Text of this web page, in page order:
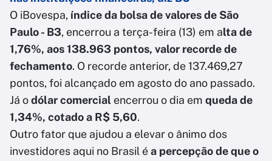
O iBovespa, índice da bolsa de valores de São
Paulo - B3, encerrou a terça-feira (13) em alta de
1,76%, aos 138.963 pontos, valor recorde de
fechamento. O recorde anterior, de 137.469,27
pontos, foi alcançado em agosto do ano passado.
Já odólarcomercial encerrou o dia em queda de
1,34%, cotado a R$ 5,60.
Outro fator que ajudou a elevar o ânimo dos
investidores aqui no Brasil éa percepção de que o